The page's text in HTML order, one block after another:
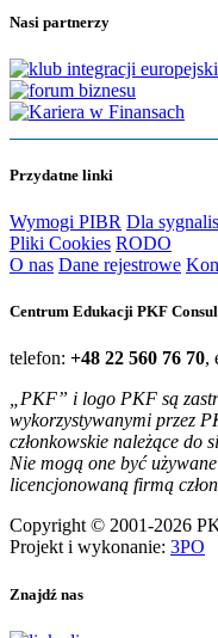
Nasi partnerzy
Przydatne linki
Wymogi PIBR Dla
Pliki Cookies RODO
O nas Dane rejestrowe
Centrum Edukacji PKF
telefon: +48 22 560 76 70,
„PKF” i logo PKF są
wykorzystywanymi przez
członkowskie należące do
Nie mogą one być
licencjonowaną firmą
Copyright © 2001-2026
Projekt i wykonanie: 3PO
Znajdź nas